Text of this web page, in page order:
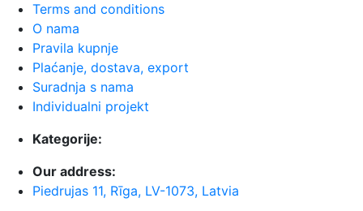
Terms and conditions
O nama
Pravila kupnje
Plaćanje, dostava, export
Suradnja s nama
Individualni projekt
Kategorije:
Our address:
Piedrujas 11, Rīga, LV-1073, Latvia